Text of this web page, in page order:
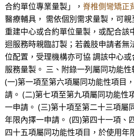
合約單位專業量製」， 脊椎側彎矯正
醫療輔具， 需依個別需求量製，可
重建中心或合約單位量製，或配合該
迴服務時親臨訂製；若義肢申請者無
位配置，受理機構亦可協 調該中心
服務量製。 三、附錄一列屬同功能性
(一)第一項至第六項屬同功能性項目
請。 (二)第七項至第九項屬同功能性
一申請。 (三)第十項至第二十三項屬
年限內擇一申請。 (四)第四十一項、
四十五項屬同功能性項目，於使用年